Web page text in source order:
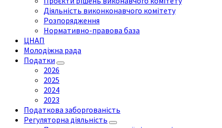
Діяльність виконконавчого комітету
Розпорядження
Нормативно-правова база
ЦНАП
Молодіжна рада
Податки
2026
2025
2024
2023
Податкова заборгованість
Регуляторна діяльність